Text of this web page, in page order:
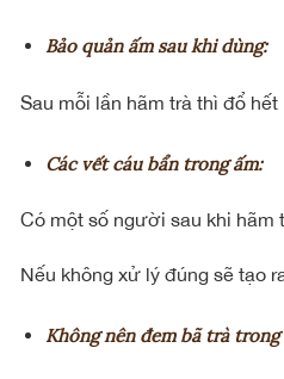
Bảo quản ấm sau khi dùng:
Sau mỗi lần hãm trà thì đổ
Các vết cáu bẩn trong ấm:
Có một số người sau khi hãm
Nếu không xử lý đúng sẽ tạo
Không nên đem bã trà trong